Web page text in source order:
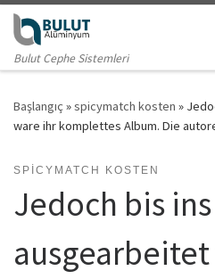
Skip to content
Bulut Cephe Sistemleri
Başlangıç »spicymatch kosten »
ware ihr komplettes Album. Die
SPICYMATCH KOSTEN
Jedoch bis